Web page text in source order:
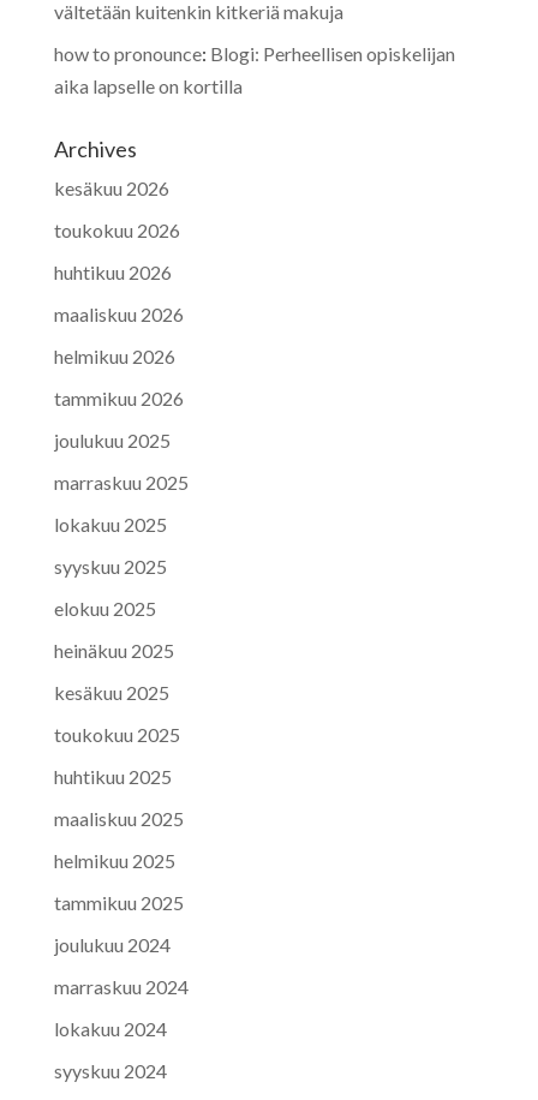
vältetään kuitenkin kitkeriä makuja
how to pronounce: Blogi: Perheellisen opiskelijan
aika lapselle on kortilla
Archives
kesäkuu 2026
toukokuu 2026
huhtikuu 2026
maaliskuu 2026
helmikuu 2026
tammikuu 2026
joulukuu 2025
marraskuu 2025
lokakuu 2025
syyskuu 2025
elokuu 2025
heinäkuu 2025
kesäkuu 2025
toukokuu 2025
huhtikuu 2025
maaliskuu 2025
helmikuu 2025
tammikuu 2025
joulukuu 2024
marraskuu 2024
lokakuu 2024
syyskuu 2024